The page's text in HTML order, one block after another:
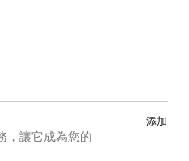
，讓它成為您的
添加